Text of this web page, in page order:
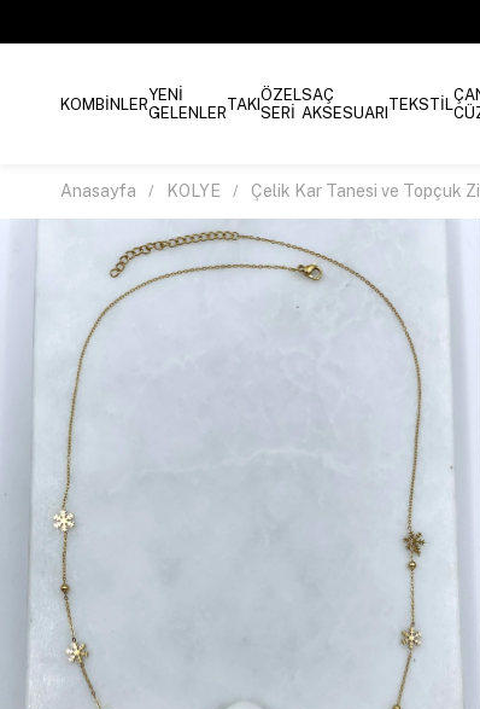
KOMBİNLERYENİ
GELENLERTAKIÖZEL
SERİ
SAÇ
AKSESUARI TEKSTİL
Anasayfa KOLYE Çelik Kar Tanesi ve Topçuk